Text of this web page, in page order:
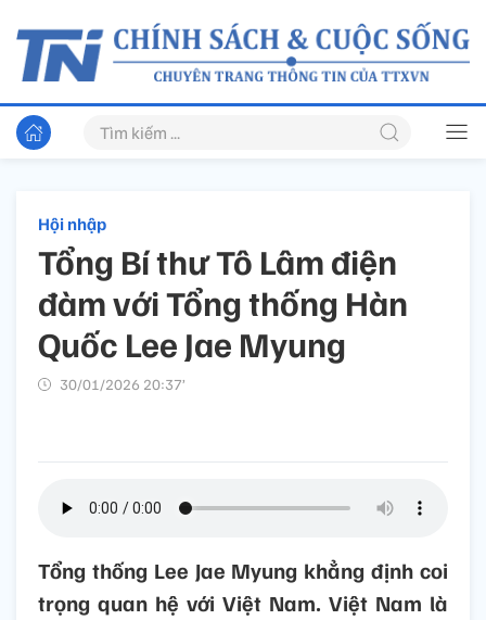
Hội nhập
Tổng Bí thư Tô Lâm điện
đàm với Tổng thống Hàn
Quốc Lee Jae Myung
30/01/2026 20:37’
Tổng thống Lee Jae Myung khẳng định coi
trọng quan hệ với Việt Nam. Việt Nam là